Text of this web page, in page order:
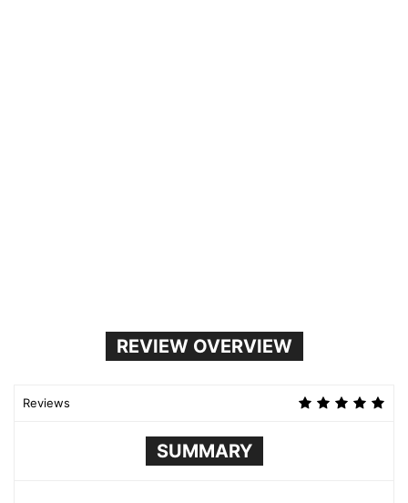
REVIEW OVERVIEW
Reviews
SUMMARY